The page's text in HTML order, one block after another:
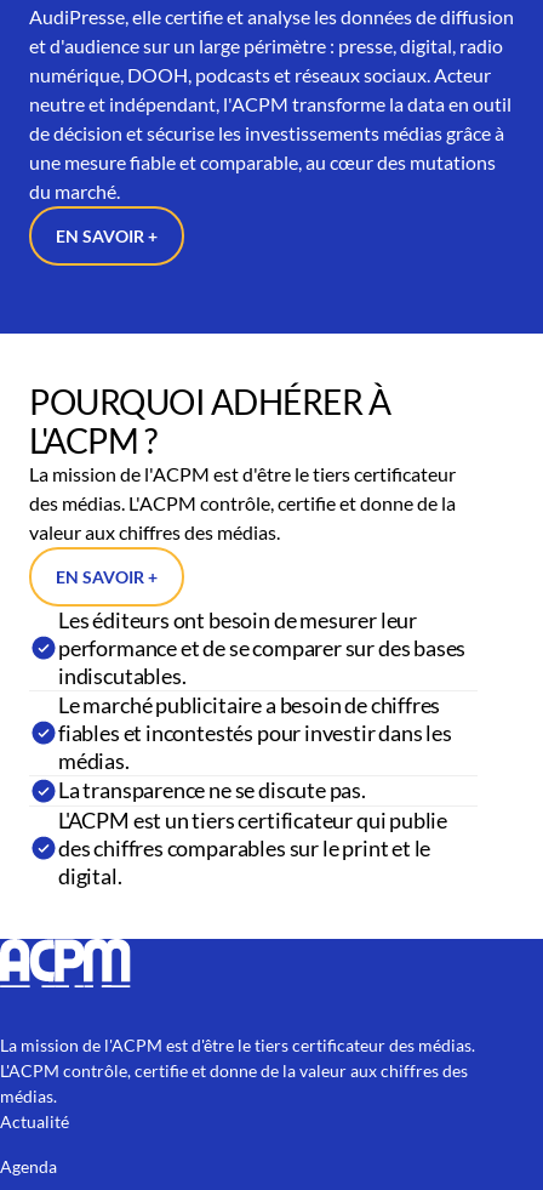
AudiPresse, elle certifie et analyse les données de diffusion
et d'audience sur un large périmètre : presse, digital, radio
numérique, DOOH, podcasts et réseaux sociaux. Acteur
neutre et indépendant, l'ACPM transforme la data en outil
de décision et sécurise les investissements médias grâce à
une mesure fiable et comparable, au cœur des mutations
du marché.
EN SAVOIR +
POURQUOI ADHÉRER À
L'ACPM ?
La mission de l'ACPM est d'être le tiers certificateur
des médias. L'ACPM contrôle, certifie et donne de la
valeur aux chiffres des médias.
EN SAVOIR +
Les éditeurs ont besoin de mesurer leur
performance et de se comparer sur des bases
indiscutables.
Le marché publicitaire a besoin de chiffres
fiables et incontestés pour investir dans les
médias.
La transparence ne se discute pas.
L'ACPM est un tiers certificateur qui publie
des chiffres comparables sur le print et le
digital.
La mission de l'ACPM est d'être le tiers certificateur des médias.
L'ACPM contrôle, certifie et donne de la valeur aux chiffres des
médias.
Actualité
Agenda